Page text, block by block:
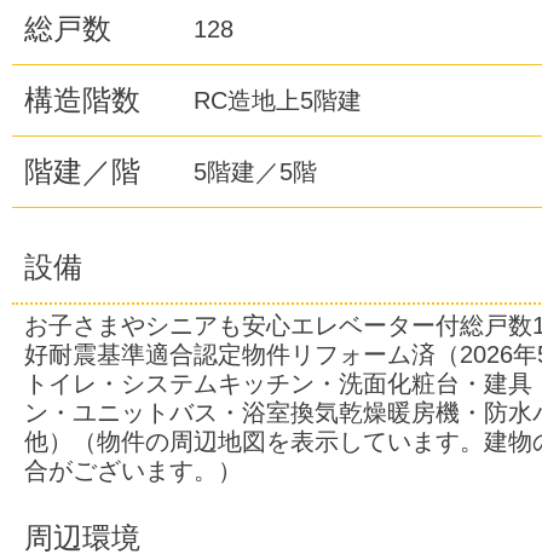
総戸数 128
構造階数 RC造地上5階建
階建／階 5階建／5階
設備
お子さまやシニアも安心エレベーター付総戸
好耐震基準適合認定物件リフォーム済（2026
トイレ・システムキッチン・洗面化粧台・建
ン・ユニットバス・浴室換気乾燥暖房機・防
他）（物件の周辺地図を表示しています。建物
合がございます。）
周辺環境